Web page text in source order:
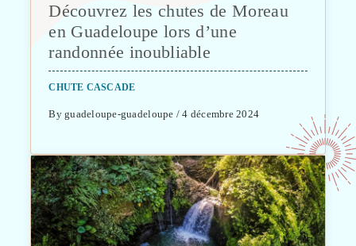
Découvrez les chutes de Moreau
en Guadeloupe lors d’une
randonnée inoubliable
CHUTE CASCADE
By guadeloupe-guadeloupe / 4 décembre 2024